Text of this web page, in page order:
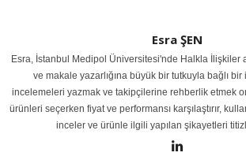
Esra ŞEN
Esra, İstanbul Medipol Üniversitesi'nde Halkla İlişkiler
ve makale yazarlığına büyük bir tutkuyla bağlı bir
incelemeleri yazmak ve takipçilerine rehberlik etmek
ürünleri seçerken fiyat ve performansı karşılaştırır,
inceler ve ürünle ilgili yapılan şikayetleri